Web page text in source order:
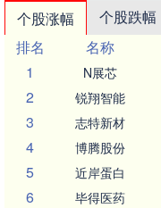
个股涨幅 个股跌幅
排名
名称
1
N展芯
2 锐翔智能
3 志特新材
4 博腾股份
5 近岸蛋白
6 毕得医药